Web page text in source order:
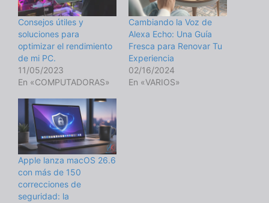
Consejos útiles y
soluciones para
optimizar el rendimiento
de mi PC.
11/05/2023
En «COMPUTADORAS»
Cambiando la Voz de
Alexa Echo: Una Guía
Fresca para Renovar Tu
Experiencia
02/16/2024
En «VARIOS»
Apple lanza macOS 26.6
con más de 150
correcciones de
seguridad: la